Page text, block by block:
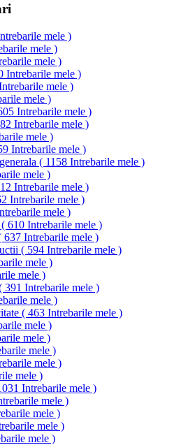
mele )
mele )
mele )
Intrebarile mele )
mele )
mele )
Intrebarile mele )
Intrebarile mele )
mele )
Intrebarile mele )
( 1158 Intrebarile mele )
mele )
Intrebarile mele )
Intrebarile mele )
mele )
( 610 Intrebarile mele )
637 Intrebarile mele )
( 594 Intrebarile mele )
mele )
mele )
391 Intrebarile mele )
mele )
( 463 Intrebarile mele )
mele )
mele )
mele )
mele )
mele )
Intrebarile mele )
mele )
mele )
mele )
mele )